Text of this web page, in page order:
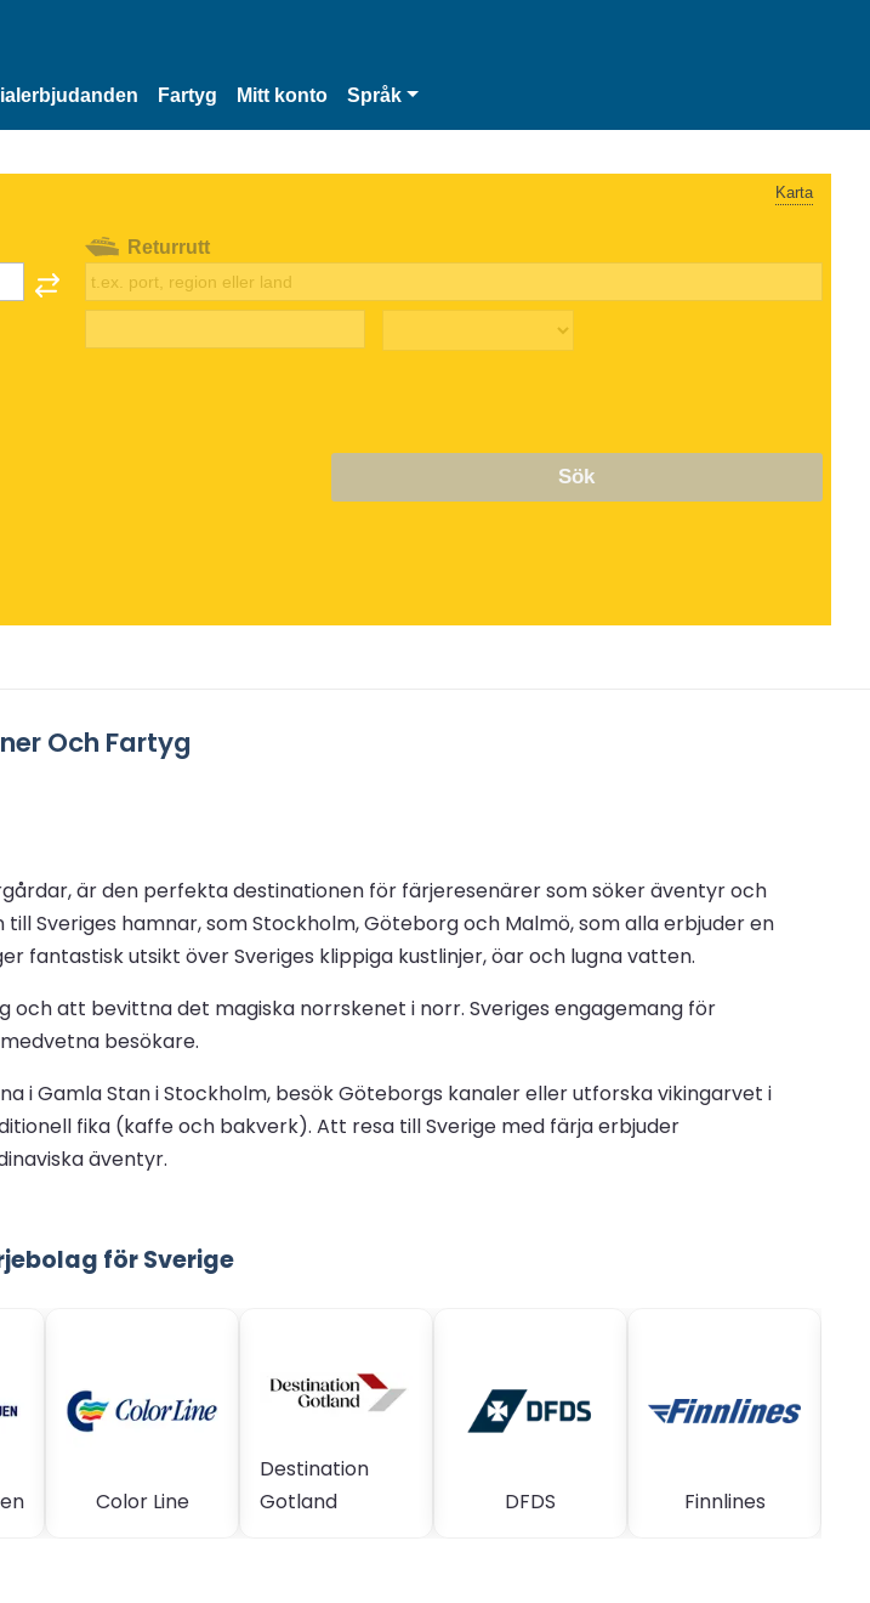
Fartyg Mitt konto Språk
Karta
Returrutt
Sök
Och Fartyg
är den perfekta destinationen för färjeresenärer som söker äventyr och
Sveriges hamnar, som Stockholm, Göteborg och Malmö, som alla erbjuder en
fantastisk utsikt över Sveriges klippiga kustlinjer, öar och lugna vatten.
att bevittna det magiska norrskenet i norr. Sveriges engagemang för
besökare.
i Gamla Stan i Stockholm, besök Göteborgs kanaler eller utforska vikingarvet i
fika (kaffe och bakverk). Att resa till Sverige med färja erbjuder
äventyr.
för Sverige
Color Line
Destination
Gotland
DFDS Finnlines